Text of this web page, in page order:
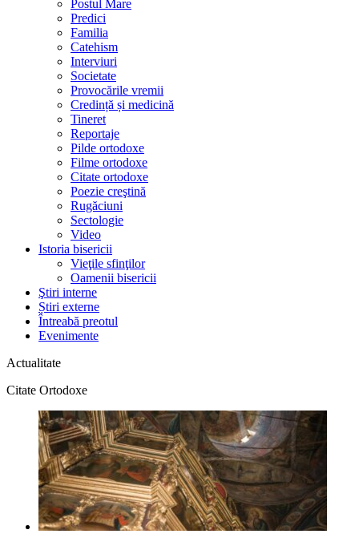
Postul Mare
Predici
Familia
Catehism
Interviuri
Societate
Provocările vremii
Credință și medicină
Tineret
Reportaje
Pilde ortodoxe
Filme ortodoxe
Citate ortodoxe
Poezie creştină
Rugăciuni
Sectologie
Video
Istoria bisericii
Vieţile sfinţilor
Oamenii bisericii
Ştiri interne
Știri externe
Întreabă preotul
Evenimente
Actualitate
Citate Ortodoxe